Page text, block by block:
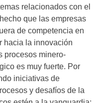
relacionados con el
que las empresas
de competencia en
hacia la innovación
procesos minero-
es muy fuerte. Por
iniciativas de
y desafíos de la